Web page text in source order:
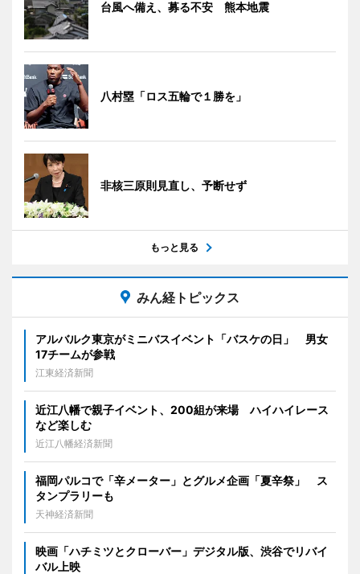
台風へ備え、募る不安 熊本地震
八村塁「ロス五輪で１勝を」
非核三原則見直し、予断せず
もっと見る
みん経トピックス
アルバルク東京がミニバスイベント「バスケの日」 男女
17チームが参戦
江東経済新聞
近江八幡で親子イベント、200組が来場 ハイハイレース
など楽しむ
近江八幡経済新聞
福岡パルコで「辛メーター」とグルメ企画「夏辛祭」 ス
タンプラリーも
天神経済新聞
映画「ハチミツとクローバー」デジタル版、渋谷でリバイ
バル上映